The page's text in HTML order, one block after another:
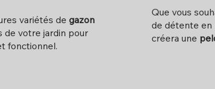
variétés de gazon
de votre jardin pour
fonctionnel.
Que vous
de détente en
créera une